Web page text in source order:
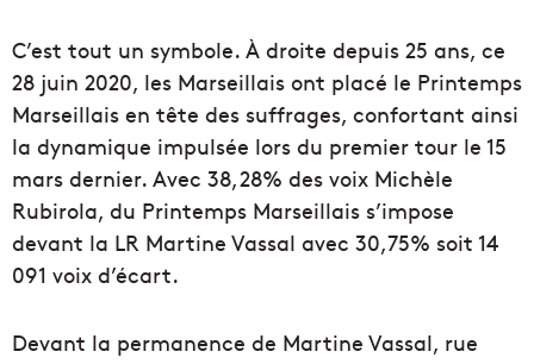
C’est tout un symbole. À droite depuis 25 ans, ce
28 juin 2020, les Marseillais ont placé le Printemps
Marseillais en tête des suffrages, confortant ainsi
la dynamique impulsée lors du premier tour le 15
mars dernier. Avec 38,28% des voix Michèle
Rubirola, du Printemps Marseillais s’impose
devant la LR Martine Vassal avec 30,75% soit 14
091 voix d’écart.
Devant la permanence de Martine Vassal, rue